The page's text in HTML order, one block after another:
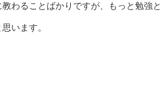
わることばかりですが、もっと勉強
います。